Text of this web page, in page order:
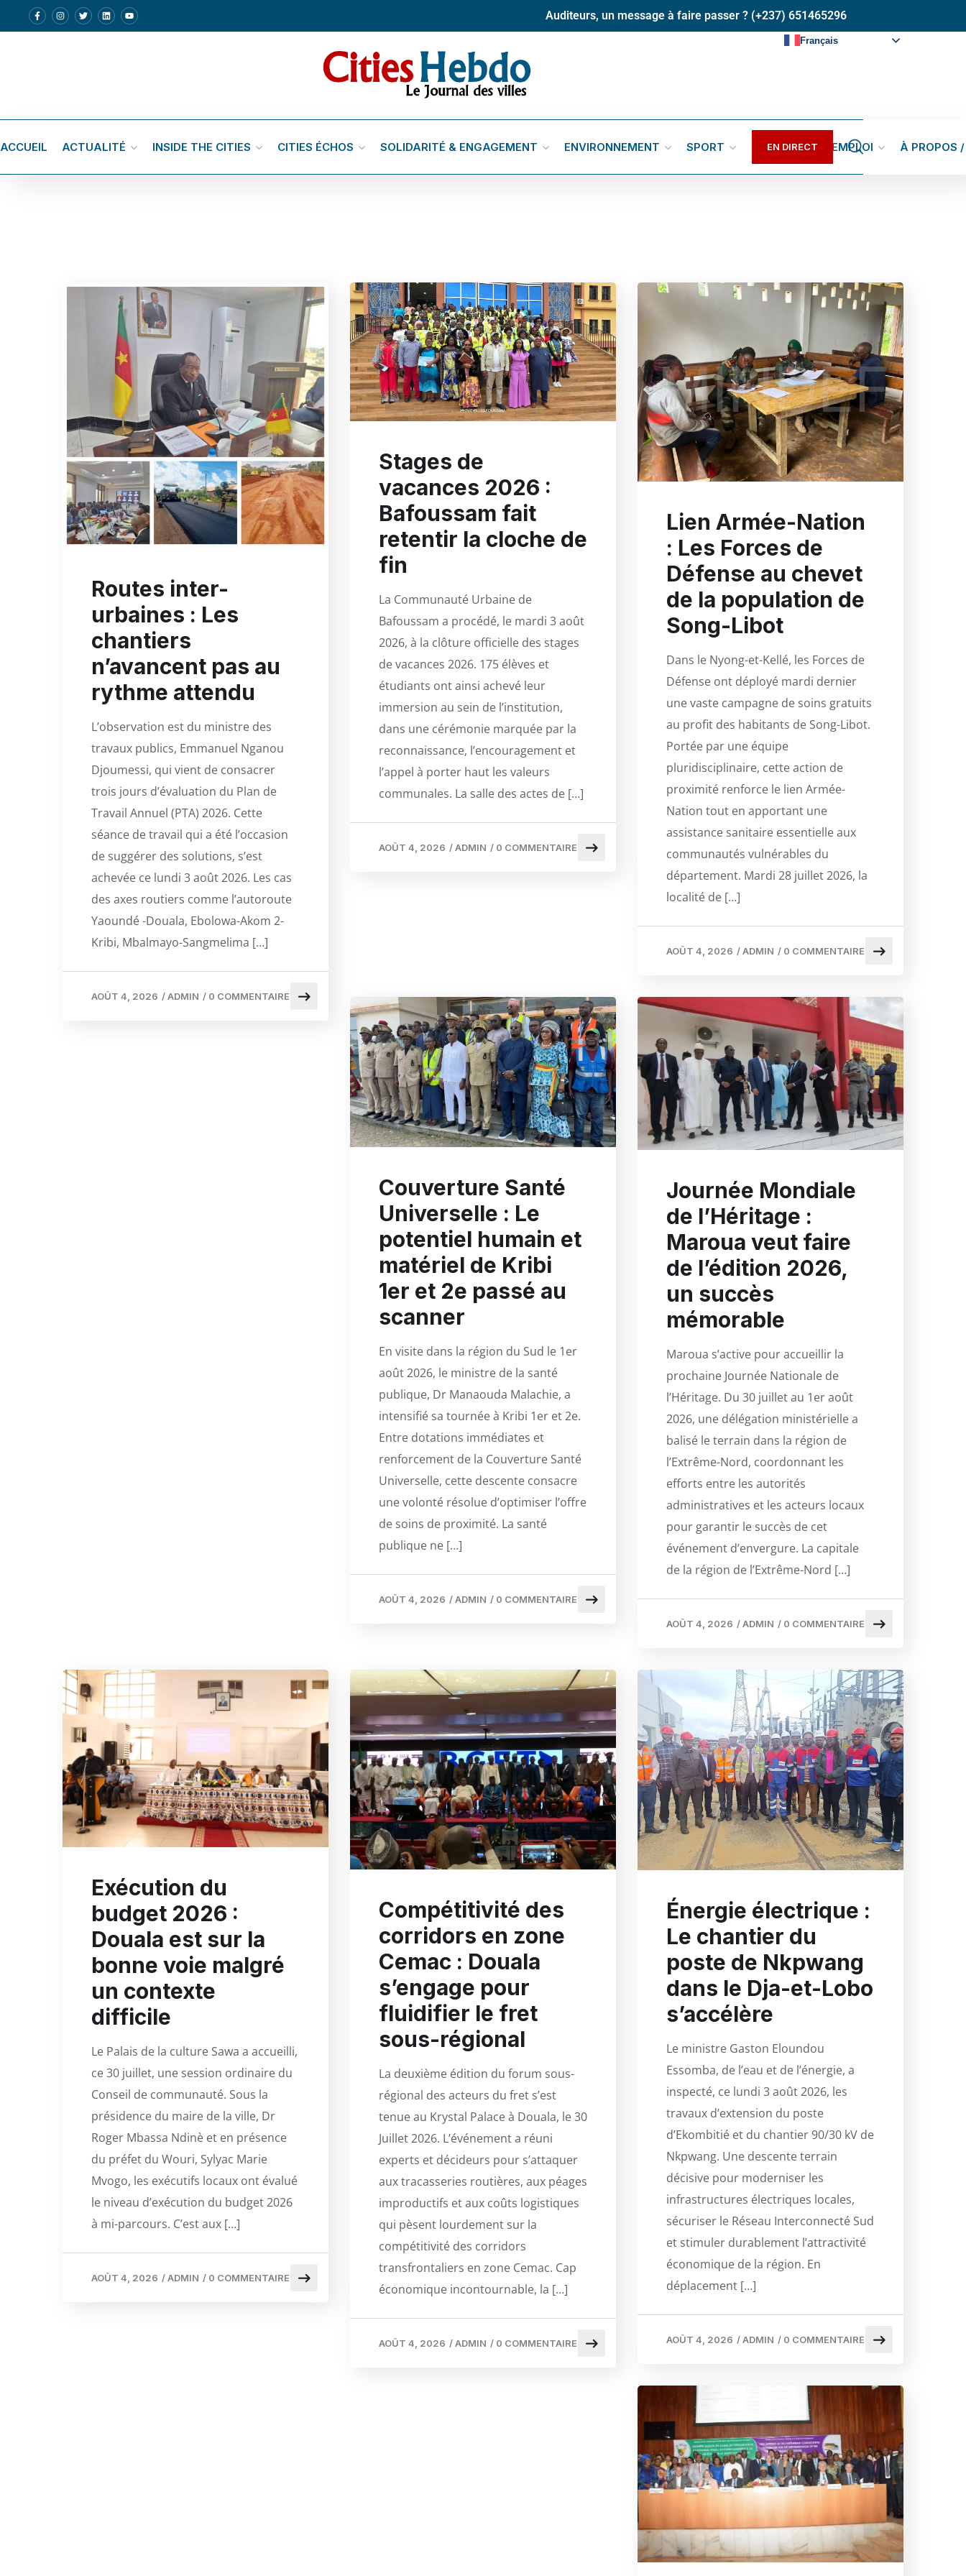
Auditeurs, un message à faire passer ? (+237) 651465296
ACCUEIL ACTUALITÉ INSIDE THE CITIES CITIES ÉCHOS SOLIDARITÉ & ENGAGEMENT ENVIRONNEMENT SPORT GALERIES EMPLOI À PROPOS
EN DIRECT
Routes inter-
urbaines : Les
chantiers
n’avancent pas au
rythme attendu
L’observation est du ministre des
travaux publics, Emmanuel Nganou
Djoumessi, qui vient de consacrer
trois jours d’évaluation du Plan de
Travail Annuel (PTA) 2026. Cette
séance de travail qui a été l’occasion
de suggérer des solutions, s’est
achevée ce lundi 3 août 2026. Les cas
des axes routiers comme l’autoroute
Yaoundé -Douala, Ebolowa-Akom 2-
Kribi, Mbalmayo-Sangmelima […]
AOÛT 4, 2026 /ADMIN / 0 COMMENTAIRE
Stages de
vacances 2026 :
Bafoussam fait
retentir la cloche de
fin
La Communauté Urbaine de
Bafoussam a procédé, le mardi 3 août
2026, à la clôture officielle des stages
de vacances 2026. 175 élèves et
étudiants ont ainsi achevé leur
immersion au sein de l’institution,
dans une cérémonie marquée par la
reconnaissance, l’encouragement et
l’appel à porter haut les valeurs
communales. La salle des actes de […]
AOÛT 4, 2026 /ADMIN / 0 COMMENTAIRE
Lien Armée-Nation
: Les Forces de
Défense au chevet
de la population de
Song-Libot
Dans le Nyong-et-Kellé, les Forces de
Défense ont déployé mardi dernier
une vaste campagne de soins gratuits
au profit des habitants de Song-Libot.
Portée par une équipe
pluridisciplinaire, cette action de
proximité renforce le lien Armée-
Nation tout en apportant une
assistance sanitaire essentielle aux
communautés vulnérables du
département. Mardi 28 juillet 2026, la
localité de […]
AOÛT 4, 2026 /ADMIN / 0 COMMENTAIRE
Couverture Santé
Universelle : Le
potentiel humain et
matériel de Kribi
1er et 2e passé au
scanner
En visite dans la région du Sud le 1er
août 2026, le ministre de la santé
publique, Dr Manaouda Malachie, a
intensifié sa tournée à Kribi 1er et 2e.
Entre dotations immédiates et
renforcement de la Couverture Santé
Universelle, cette descente consacre
une volonté résolue d’optimiser l’offre
de soins de proximité. La santé
publique ne […]
AOÛT 4, 2026 /ADMIN / 0 COMMENTAIRE
Journée Mondiale
de l’Héritage :
Maroua veut faire
de l’édition 2026,
un succès
mémorable
Maroua s’active pour accueillir la
prochaine Journée Nationale de
l’Héritage. Du 30 juillet au 1er août
2026, une délégation ministérielle a
balisé le terrain dans la région de
l’Extrême-Nord, coordonnant les
efforts entre les autorités
administratives et les acteurs locaux
pour garantir le succès de cet
événement d’envergure. La capitale
de la région de l’Extrême-Nord […]
AOÛT 4, 2026 /ADMIN / 0 COMMENTAIRE
Exécution du
budget 2026 :
Douala est sur la
bonne voie malgré
un contexte
difficile
Le Palais de la culture Sawa a accueilli,
ce 30 juillet, une session ordinaire du
Conseil de communauté. Sous la
présidence du maire de la ville, Dr
Roger Mbassa Ndinè et en présence
du préfet du Wouri, Sylyac Marie
Mvogo, les exécutifs locaux ont évalué
le niveau d’exécution du budget 2026
à mi-parcours. C’est aux […]
AOÛT 4, 2026 /ADMIN / 0 COMMENTAIRE
Compétitivité des
corridors en zone
Cemac : Douala
s’engage pour
fluidifier le fret
sous-régional
La deuxième édition du forum sous-
régional des acteurs du fret s’est
tenue au Krystal Palace à Douala, le 30
Juillet 2026. L’événement a réuni
experts et décideurs pour s’attaquer
aux tracasseries routières, aux péages
improductifs et aux coûts logistiques
qui pèsent lourdement sur la
compétitivité des corridors
transfrontaliers en zone Cemac. Cap
économique incontournable, la […]
AOÛT 4, 2026 /ADMIN / 0 COMMENTAIRE
Énergie électrique :
Le chantier du
poste de Nkpwang
dans le Dja-et-Lobo
s’accélère
Le ministre Gaston Eloundou
Essomba, de l’eau et de l’énergie, a
inspecté, ce lundi 3 août 2026, les
travaux d’extension du poste
d’Ekombitié et du chantier 90/30 kV de
Nkpwang. Une descente terrain
décisive pour moderniser les
infrastructures électriques locales,
sécuriser le Réseau Interconnecté Sud
et stimuler durablement l’attractivité
économique de la région. En
déplacement […]
AOÛT 4, 2026 /ADMIN / 0 COMMENTAIRE
Français